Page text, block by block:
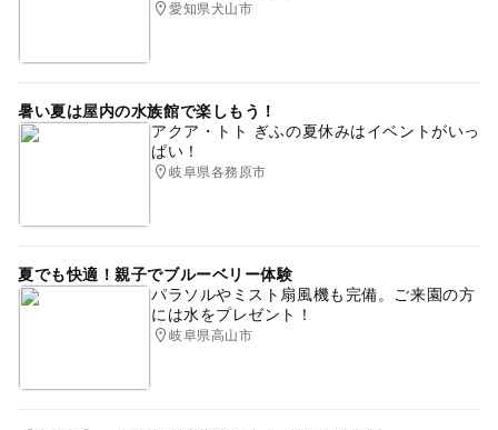
愛知県犬山市
暑い夏は屋内の水族館で楽しもう！
アクア・トト ぎふの夏休みはイベントがいっ
ぱい！
岐阜県各務原市
夏でも快適！親子でブルーベリー体験
パラソルやミスト扇風機も完備。ご来園の方
には水をプレゼント！
岐阜県高山市